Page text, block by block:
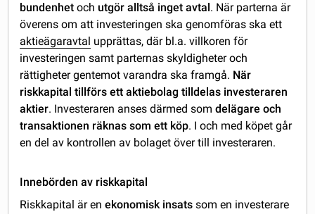
bundenhet och utgör alltså inget avtal . När parterna är
överens om att investeringen ska genomföras ska ett
aktieägaravtal upprättas, där bl.a. villkoren för
investeringen samt parternas skyldigheter och
rättigheter gentemot varandra ska framgå. När
riskkapital tillförs ett aktiebolag tilldelas investeraren
aktier. Investeraren anses därmed somdelägare och
transaktionen räknas som ett köp. I och med köpet går
en del av kontrollen av bolaget över till investeraren.
Innebörden av riskkapital
Riskkapital är enekonomisk insats som en investerare